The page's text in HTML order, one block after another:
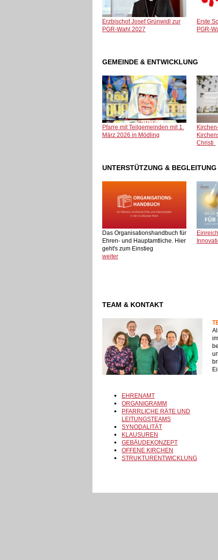
Erzbischof Josef Grünwidl zur
PGR-Wahl 2027
Erste
PGR-
GEMEINDE & ENTWICKLUNG
Pfarre mit Teilgemeinden mit 1.
März 2026 in Mödling
Christi
UNTERSTÜTZUNG & BEGLEITUNG
Das Organisationshandbuch für
Ehren- und Hauptamtliche. Hier
geht's zum Einstieg
weiter
TEAM & KONTAKT
EHRENAMT
ORGANIGRAMM
PFARRLICHE RÄTE UND
LEITUNGSTEAMS
SYNODALITÄT
KLAUSUREN
GEBÄUDEKONZEPT
OFFENE KIRCHEN
STRUKTURENTWICKLUNG